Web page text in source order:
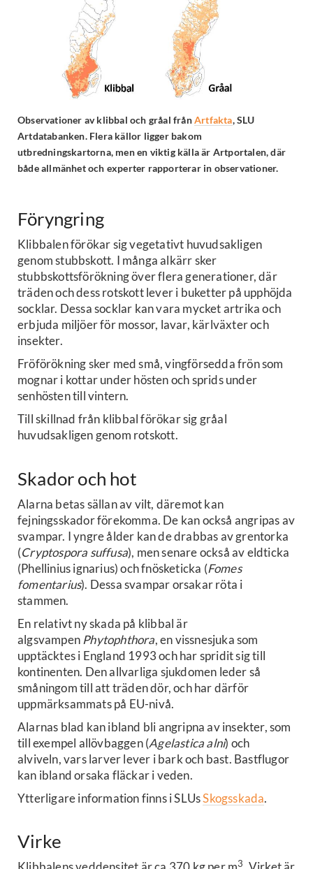
Observationer av klibbal och gråal frånArtfakta, SLU
Artdatabanken. Flera källor ligger bakom
utbredningskartorna, men en viktig källa är Artportalen, där
både allmänhet och experter rapporterar in observationer.
Föryngring
Klibbalen förökar sig vegetativt huvudsakligen
genom stubbskott. I många alkärr sker
stubbskottsförökning över flera generationer, där
träden och dess rotskott lever i buketter på upphöjda
socklar. Dessa socklar kan vara mycket artrika och
erbjuda miljöer för mossor, lavar, kärlväxter och
insekter.
Fröförökning sker med små, vingförsedda frön som
mognar i kottar under hösten och sprids under
senhösten till vintern.
Till skillnad från klibbal förökar sig gråal
huvudsakligen genom rotskott.
Skador och hot
Alarna betas sällan av vilt, däremot kan
fejningsskador förekomma. De kan också angripas av
svampar. I yngre ålder kan de drabbas av grentorka
(Cryptospora suffusa), men senare också av eldticka
(Phellinius ignarius) och fnösketicka (Fomes
fomentarius). Dessa svampar orsakar röta i
stammen.
En relativt ny skada på klibbal är
algsvampen Phytophthora, en vissnesjuka som
upptäcktes i England 1993 och har spridit sig till
kontinenten. Den allvarliga sjukdomen leder så
småningom till att träden dör, och har därför
uppmärksammats på EU-nivå.
Alarnas blad kan ibland bli angripna av insekter, som
till exempel allövbaggen (Agelastica alni) och
alviveln, vars larver lever i bark och bast. Bastflugor
kan ibland orsaka fläckar i veden.
Ytterligare information finns i SLUsSkogsskada.
Virke
3